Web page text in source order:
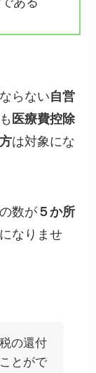
らない自営
医療費控除
は対象にな
数が ５か所
なりませ
の還付
とがで